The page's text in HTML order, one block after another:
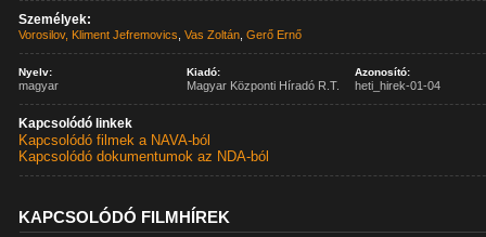
Személyek:
Vorosilov, Kliment Jefremovics ,Vas Zoltán ,Gerő Ernő
Nyelv:
magyar
Kiadó:
Magyar Központi Híradó R.T.
Azonosító:
heti_hirek-01-04
Kapcsolódó linkek
Kapcsolódó filmek a NAVA-ból
Kapcsolódó dokumentumok az NDA-ból
KAPCSOLÓDÓ FILMHÍREK